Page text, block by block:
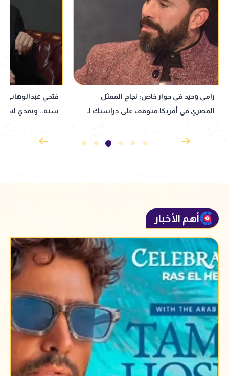
فتحي عبدالوهاب: بتفرج على نفسي بعد
سنة.. ونقدي لنفسي بيبقى قاسي جدًا
"عاجبني
توجه رسالة دعم
أهم الأخبار